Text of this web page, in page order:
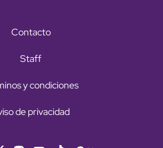
Contacto
Staff
y condiciones
de privacidad